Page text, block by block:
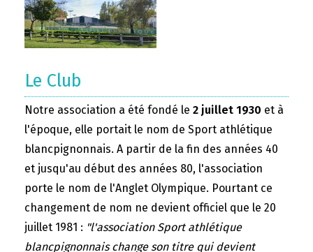
Le Club
Notre association a été fondé le 2 juillet 1930 et à
l'époque, elle portait le nom de Sport athlétique
blancpignonnais. A partir de la fin des années 40
et jusqu'au début des années 80, l'association
porte le nom de l'Anglet Olympique. Pourtant ce
changement de nom ne devient officiel que le 20
juillet 1981 : "l'association Sport athlétique
blancpignonnais change son titre qui devient